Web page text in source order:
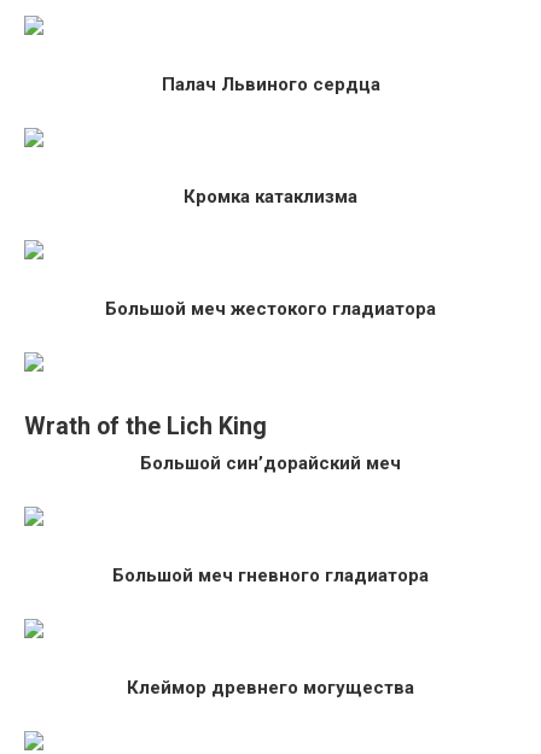
Палач Львиного сердца
Кромка катаклизма
Большой меч жестокого гладиатора
Wrath of the Lich King
Большой син’дорайский меч
Большой меч гневного гладиатора
Клеймор древнего могущества